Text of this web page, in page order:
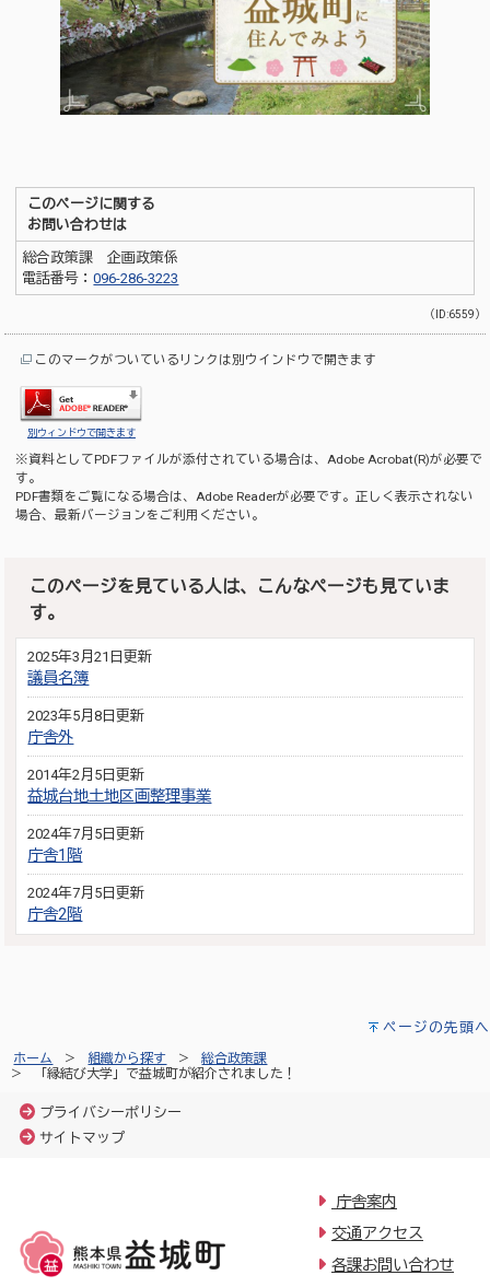
このページに関する
お問い合わせは
総合政策課 企画政策係
電話番号：096-286-3223
（ID:6559）
このマークがついているリンクは別ウインドウで開きます
別ウィンドウで開きます
※資料としてPDFファイルが添付されている場合は、Adobe Acrobat(R)が必要で
す。
PDF書類をご覧になる場合は、Adobe Readerが必要です。正しく表示されない
場合、最新バージョンをご利用ください。
このページを見ている人は、こんなページも見ていま
す。
2025年3月21日更新
議員名簿
2023年5月8日更新
庁舎外
2014年2月5日更新
益城台地土地区画整理事業
2024年7月5日更新
庁舎1階
2024年7月5日更新
庁舎2階
ページの先頭へ
ホーム 組織から探す
総合政策課
「縁結び大学」で益城町が紹介されました！
プライバシーポリシー
サイトマップ
庁舎案内
交通アクセス
各課お問い合わせ